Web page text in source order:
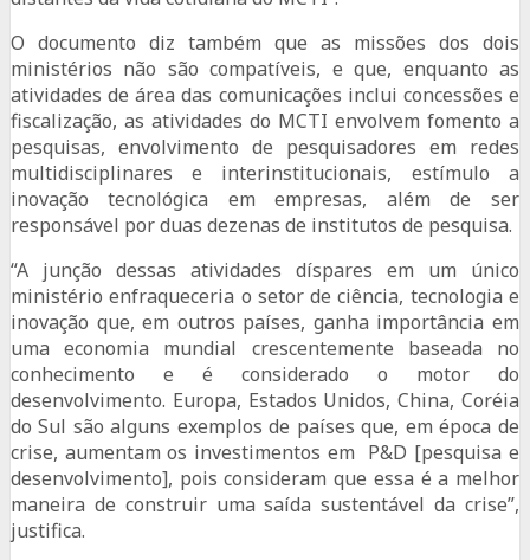
O documento diz também que as missões dos dois
ministérios não são compatíveis, e que, enquanto as
atividades de área das comunicações inclui concessões e
fiscalização, as atividades do MCTI envolvem fomento a
pesquisas, envolvimento de pesquisadores em redes
multidisciplinares e interinstitucionais, estímulo a
inovação tecnológica em empresas, além de ser
responsável por duas dezenas de institutos de pesquisa.
“A junção dessas atividades díspares em um único
ministério enfraqueceria o setor de ciência, tecnologia e
inovação que, em outros países, ganha importância em
uma economia mundial crescentemente baseada no
conhecimento e é considerado o motor do
desenvolvimento. Europa, Estados Unidos, China, Coréia
do Sul são alguns exemplos de países que, em época de
crise, aumentam os investimentos em P&D [pesquisa e
desenvolvimento], pois consideram que essa é a melhor
maneira de construir uma saída sustentável da crise”,
justifica.